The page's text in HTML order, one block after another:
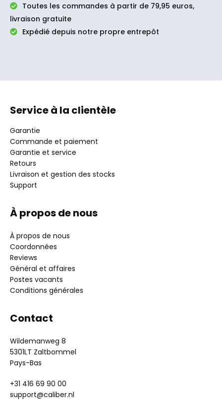
Toutes les commandes à partir de 79,95 euros,
livraison gratuite
Expédié depuis notre propre entrepôt
Service à la clientèle
Garantie
Commande et paiement
Garantie et service
Retours
Livraison et gestion des stocks
Support
À propos de nous
À propos de nous
Coordonnées
Reviews
Général et affaires
Postes vacants
Conditions générales
Contact
Wildemanweg 8
5301LT Zaltbommel
Pays-Bas
+31 416 69 90 00
support@caliber.nl